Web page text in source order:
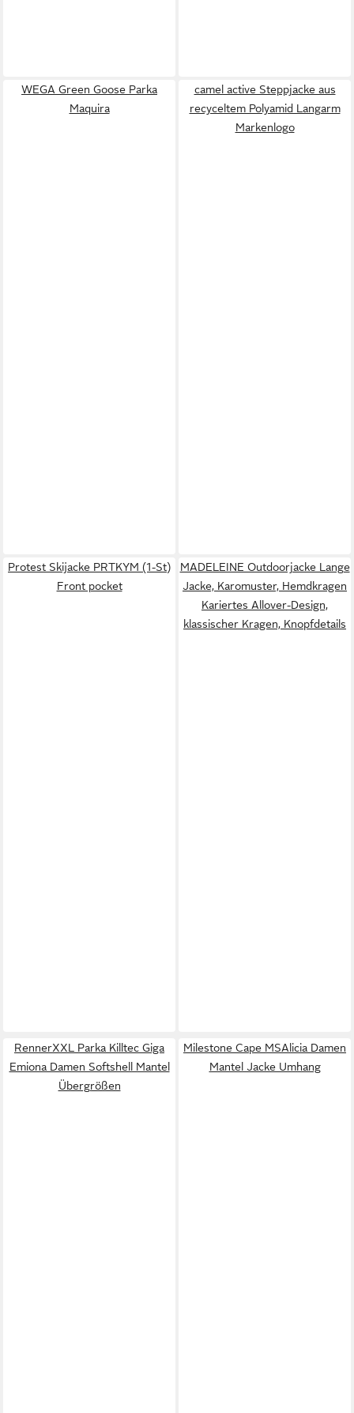
WEGA Green Goose Parka
Maquira
camel active Steppjacke aus
recyceltem Polyamid Langarm
Markenlogo
Protest Skijacke PRTKYM (1-St)
Front pocket
MADELEINE Outdoorjacke Lange
Jacke, Karomuster, Hemdkragen
Kariertes Allover-Design,
klassischer Kragen, Knopfdetails
RennerXXL Parka Killtec Giga
Emiona Damen Softshell Mantel
Übergrößen
Milestone Cape MSAlicia Damen
Mantel Jacke Umhang